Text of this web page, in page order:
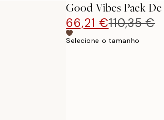
Good Vibes Pack
66,21 €110,35 €
Selecione o tamanho